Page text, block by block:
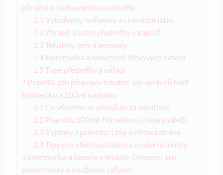
příručním i odbaveném zavazadle
1.1 Výbušniny, hořlaviny a chemické látky
1.2 Zbraně a ostré předměty v kabině
1.3 Tekutiny, gely a aerosoly
1.4 Elektronika a nebezpečí lithiových baterií
1.5 Tupé předměty a nářadí
2 Pravidla pro přepravu tekutin: Jak správně balit
kosmetiku a 100ml nádobky
2.1 Co všechno se považuje za tekutinu?
2.2 Pravidlo 100 ml: Na velikosti balení záleží
2.3 Výjimky z pravidla: Léky a dětská strava
2.4Tipy pro efektivní balení a moderní trendy
3 Elektronika a baterie v letadle: Omezení pro
powerbanky a používání zařízení